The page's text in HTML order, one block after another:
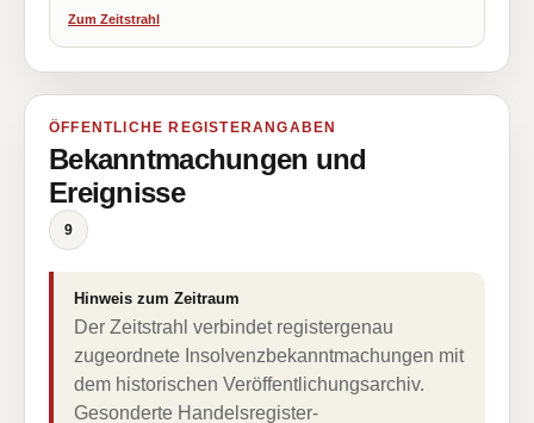
Zum Zeitstrahl
ÖFFENTLICHE REGISTERANGABEN
Bekanntmachungen und
Ereignisse
9
Hinweis zum Zeitraum
Der Zeitstrahl verbindet registergenau
zugeordnete Insolvenzbekanntmachungen mit
dem historischen Veröffentlichungsarchiv.
Gesonderte Handelsregister-